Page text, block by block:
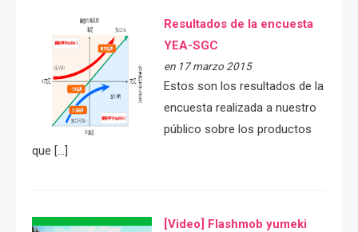
Resultados de la encuesta
YEA-SGC
en 17 marzo 2015
Estos son los resultados de la
encuesta realizada a nuestro
público sobre los productos
que […]
[Video] Flashmob yumeki